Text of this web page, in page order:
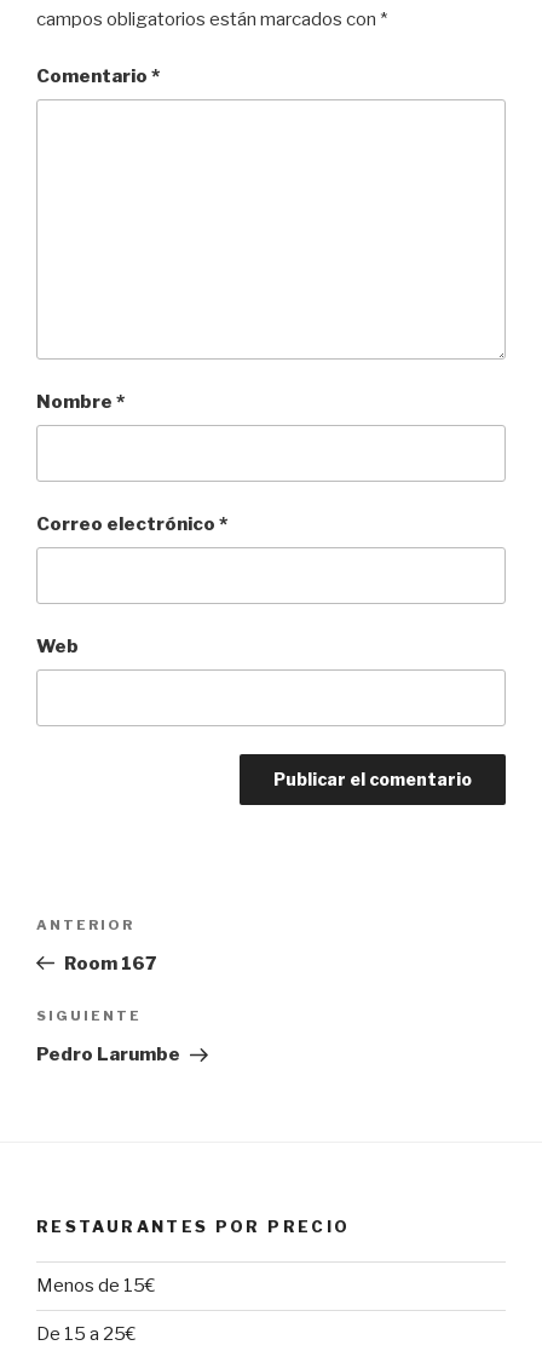
campos obligatorios están marcados con *
Comentario *
Nombre *
Correo electrónico *
Web
entradas
Entrada
anterior:
ANTERIOR
Room 167
Siguiente
entrada
SIGUIENTE
Pedro Larumbe
RESTAURANTES POR PRECIO
Menos de 15€
De 15 a 25€